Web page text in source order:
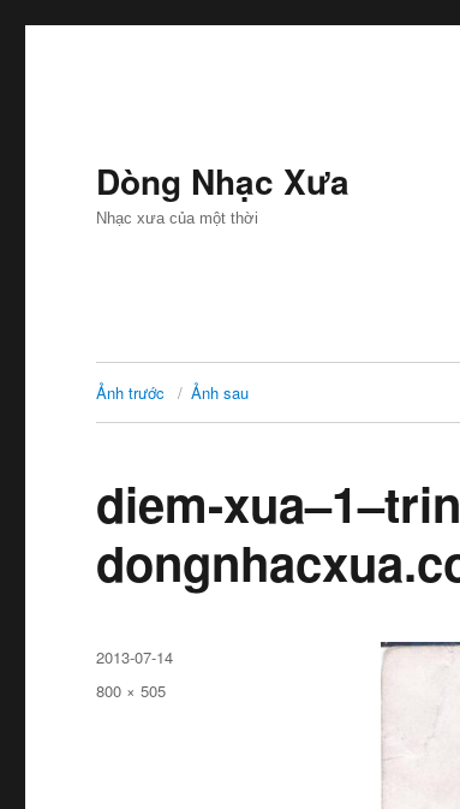
Dòng Nhạc Xưa
Nhạc xưa của một thời
Ảnh trước Ảnh sau
diem-
Đăng
ngày
2013-07-14
Kích
800 × 505